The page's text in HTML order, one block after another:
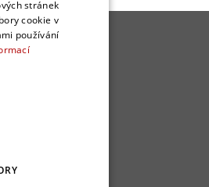
podmínky
stránek
cookie v
používání